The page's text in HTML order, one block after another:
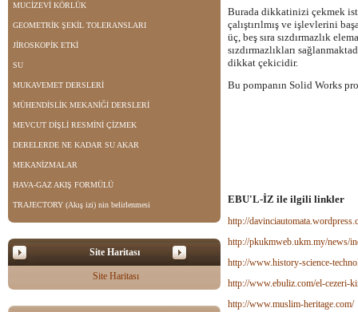
MUCİZEVİ KÖRLÜK
GEOMETRİK ŞEKİL TOLERANSLARI
JİROSKOPİK ETKİ
SU
MUKAVEMET DERSLERİ
MÜHENDİSLİK MEKANİĞİ DERSLERİ
MEVCUT DİŞLİ RESMİNİ ÇİZMEK
DERELERDE NE KADAR SU AKAR
MEKANİZMALAR
HAVA-GAZ AKIŞ FORMÜLÜ
TRAJECTORY (Akış izi) nin belirlenmesi
Site Haritası
Site Haritası
Burada dikkatinizi çekmek
çalıştırılmış ve işlevlerini
üç, beş sıra sızdırmazlık
sızdırmazlıkları
dikkat çekicidir.
Bu pompanın Solid Works
EBU'L-İZ ile ilgili linkler
http://
http://pkukmweb.ukm.my/news/
http://www.history-science-
http://www.ebuliz.com/el-cezeri-
http://www.muslim-heritage.com/